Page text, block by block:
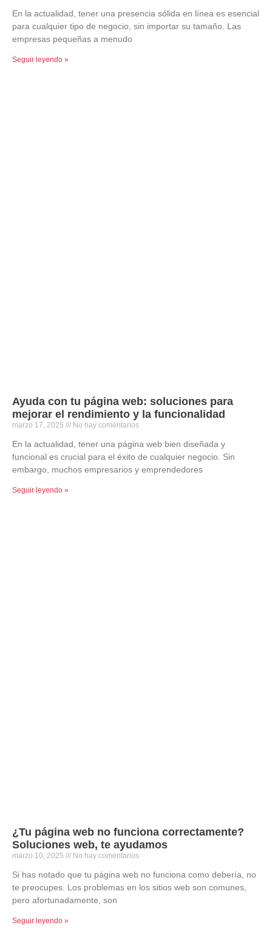
En la actualidad, tener una presencia sólida en línea es esencial
para cualquier tipo de negocio, sin importar su tamaño. Las
empresas pequeñas a menudo
Seguir leyendo »
Ayuda con tu página web: soluciones para
mejorar el rendimiento y la funcionalidad
marzo 17, 2025 No hay comentarios
En la actualidad, tener una página web bien diseñada y
funcional es crucial para el éxito de cualquier negocio. Sin
embargo, muchos empresarios y emprendedores
Seguir leyendo »
¿Tu página web no funciona correctamente?
Soluciones web, te ayudamos
marzo 10, 2025 No hay comentarios
Si has notado que tu página web no funciona como debería, no
te preocupes. Los problemas en los sitios web son comunes,
pero afortunadamente, son
Seguir leyendo »